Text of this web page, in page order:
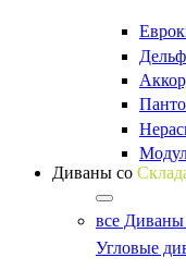
Диваны со
все Диваны
Угловые